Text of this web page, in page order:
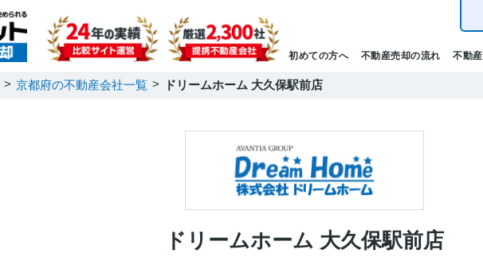
初めての方へ 不動産売却の流れ 不動
京都府の不動産会社一覧 ドリームホーム 大久保駅前店
ドリームホーム 大久保駅前店